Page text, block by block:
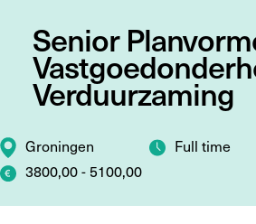
Senior
Verduurzaming
Groningen
Full time
3800,00 - 5100,00